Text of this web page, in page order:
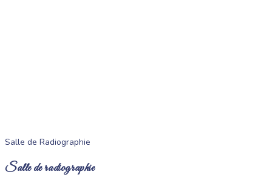
Salle de Radiographie
Salle de radiographie